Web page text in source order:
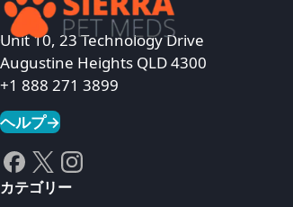
Unit 10, 23 Technology Drive
Augustine Heights QLD 4300
+1 888 271 3899
ヘルプ→
カテゴリー